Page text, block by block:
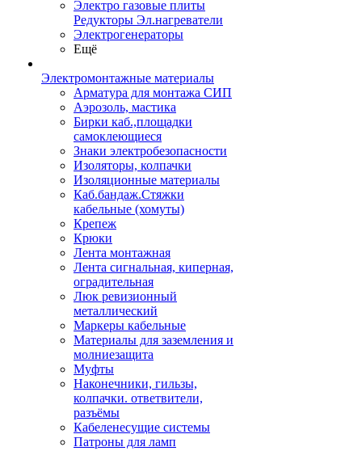
Электро газовые плиты
Редукторы Эл.нагреватели
Электрогенераторы
Ещё
Электромонтажные материалы
Арматура для монтажа СИП
Аэрозоль, мастика
Бирки каб.,площадки
самоклеющиеся
Знаки электробезопасности
Изоляторы, колпачки
Изоляционные материалы
Каб.бандаж.Стяжки
кабельные (хомуты)
Крепеж
Крюки
Лента монтажная
Лента сигнальная, киперная,
оградительная
Люк ревизионный
металлический
Маркеры кабельные
Материалы для заземления и
молниезащита
Муфты
Наконечники, гильзы,
колпачки. ответвители,
разъёмы
Кабеленесущие системы
Патроны для ламп